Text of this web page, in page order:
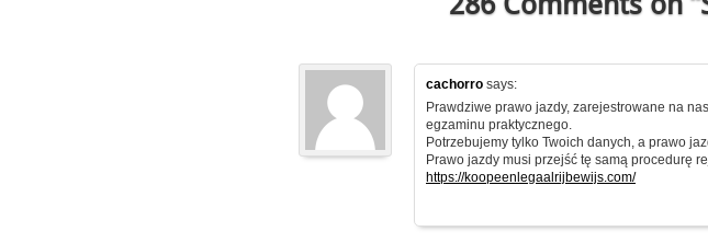
cachorro says:
Prawdziwe prawo jazdy, zarejestrowane na
egzaminu praktycznego.
Potrzebujemy tylko Twoich danych, a prawo
Prawo jazdy musi przejść tę samą procedurę
https://koopeenlegaalrijbewijs.com/